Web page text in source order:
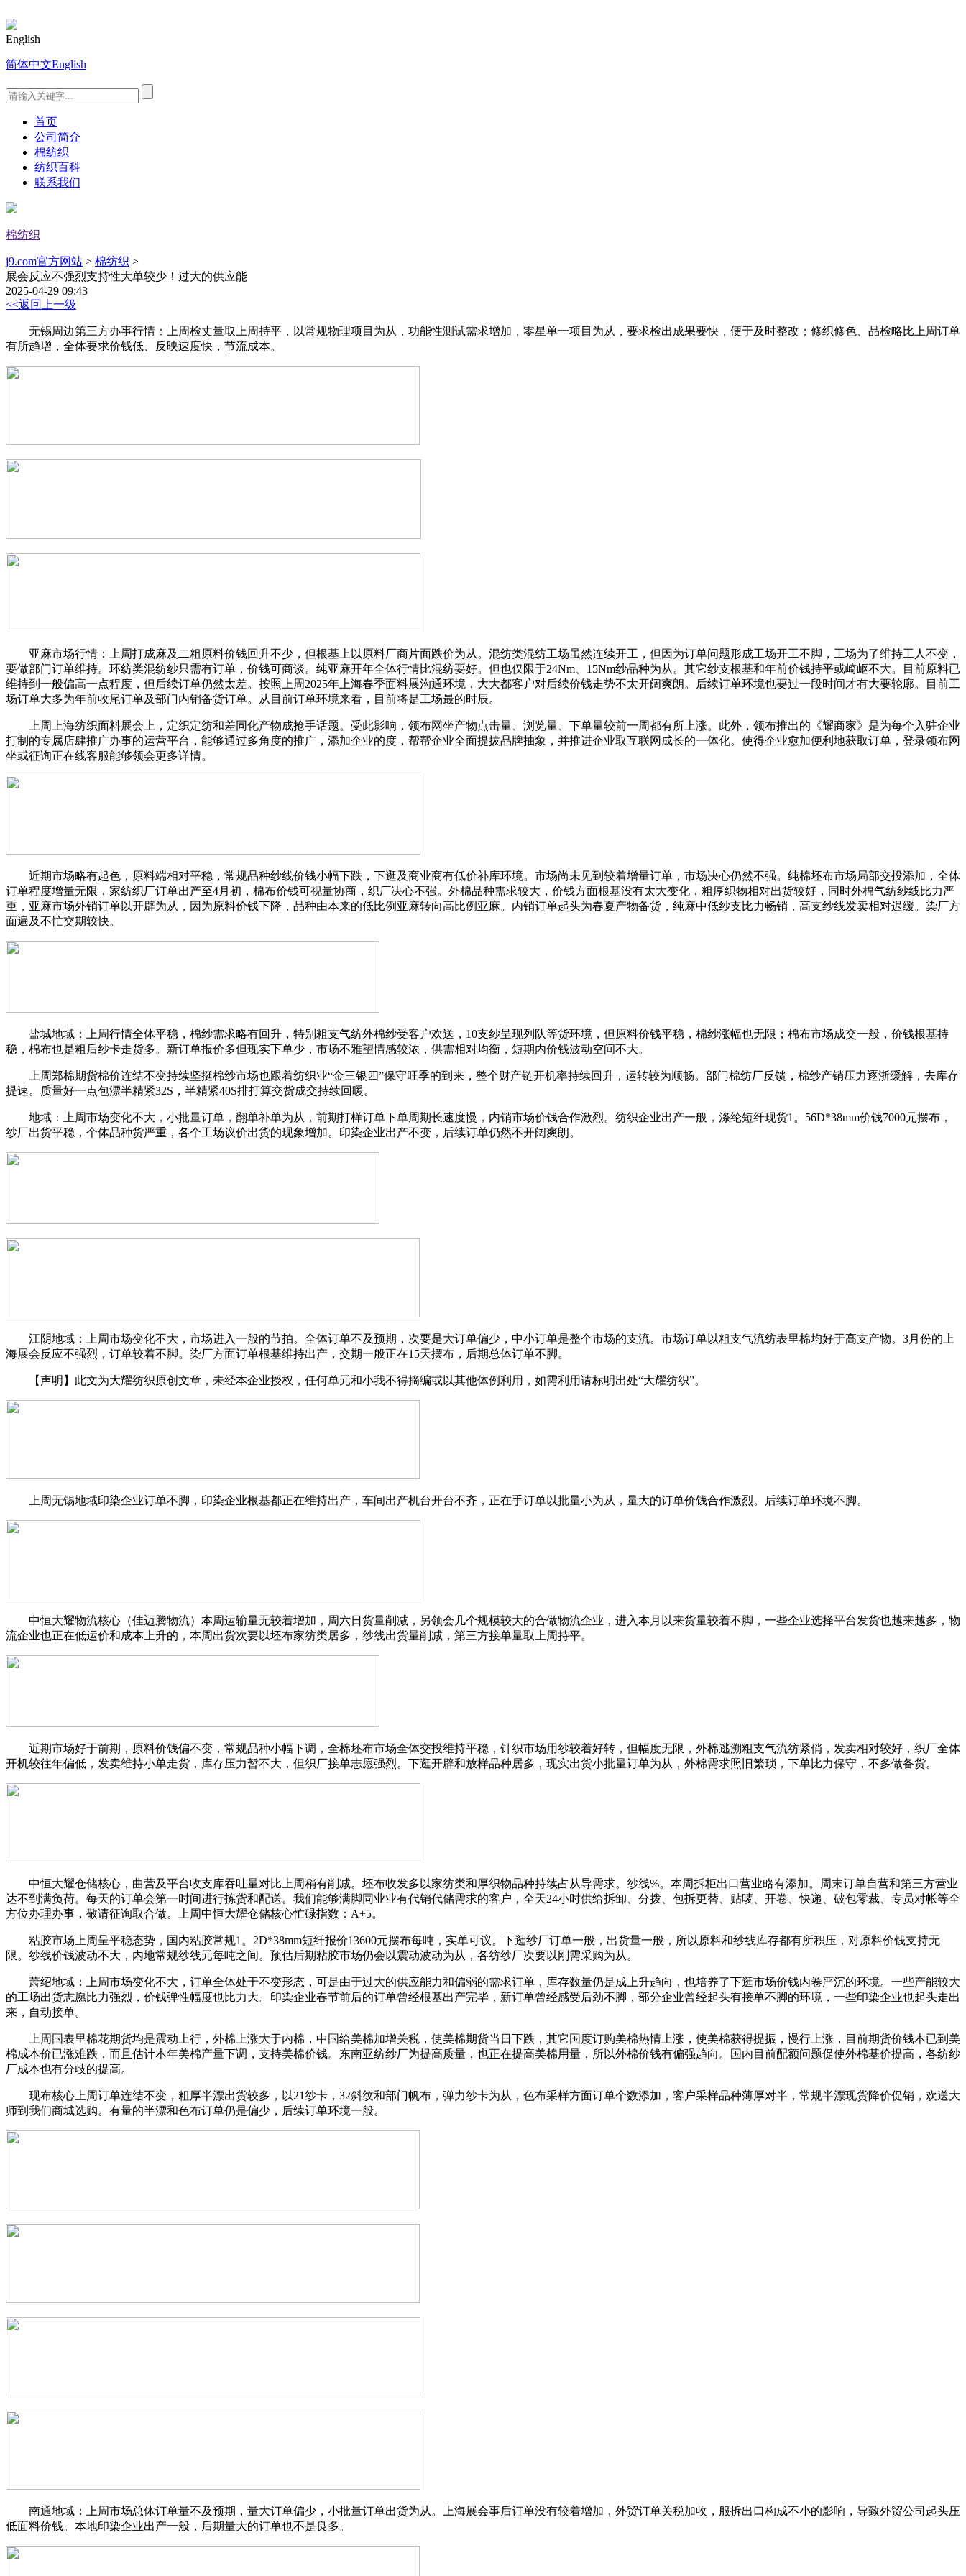
English
简体中文English
首页
公司简介
棉纺织
纺织百科
联系我们
棉纺织
j9.com官方网站 > 棉纺织 >
展会反应不强烈支持性大单较少！过大的供应能
2025-04-29 09:43
<<返回上一级
无锡周边第三方办事行情：上周检丈量取上周持平，以常规物理项目为从，功能性测试需求增加，零星单一项目为从，要求检出成果要快，便于及时整改；修织修色、品检略比上周订单
有所趋增，全体要求价钱低、反映速度快，节流成本。
亚麻市场行情：上周打成麻及二粗原料价钱回升不少，但根基上以原料厂商片面跌价为从。混纺类混纺工场虽然连续开工，但因为订单问题形成工场开工不脚，工场为了维持工人不变，
要做部门订单维持。环纺类混纺纱只需有订单，价钱可商谈。纯亚麻开年全体行情比混纺要好。但也仅限于24Nm、15Nm纱品种为从。其它纱支根基和年前价钱持平或崎岖不大。目前原料已
维持到一般偏高一点程度，但后续订单仍然太差。按照上周2025年上海春季面料展沟通环境，大大都客户对后续价钱走势不太开阔爽朗。后续订单环境也要过一段时间才有大要轮廓。目前工
场订单大多为年前收尾订单及部门内销备货订单。从目前订单环境来看，目前将是工场最的时辰。
上周上海纺织面料展会上，定织定纺和差同化产物成抢手话题。受此影响，领布网坐产物点击量、浏览量、下单量较前一周都有所上涨。此外，领布推出的《耀商家》是为每个入驻企业
打制的专属店肆推广办事的运营平台，能够通过多角度的推广，添加企业的度，帮帮企业全面提拔品牌抽象，并推进企业取互联网成长的一体化。使得企业愈加便利地获取订单，登录领布网
坐或征询正在线客服能够领会更多详情。
近期市场略有起色，原料端相对平稳，常规品种纱线价钱小幅下跌，下逛及商业商有低价补库环境。市场尚未见到较着增量订单，市场决心仍然不强。纯棉坯布市场局部交投添加，全体
订单程度增量无限，家纺织厂订单出产至4月初，棉布价钱可视量协商，织厂决心不强。外棉品种需求较大，价钱方面根基没有太大变化，粗厚织物相对出货较好，同时外棉气纺纱线比力严
重，亚麻市场外销订单以开辟为从，因为原料价钱下降，品种由本来的低比例亚麻转向高比例亚麻。内销订单起头为春夏产物备货，纯麻中低纱支比力畅销，高支纱线发卖相对迟缓。染厂方
面遍及不忙交期较快。
盐城地域：上周行情全体平稳，棉纱需求略有回升，特别粗支气纺外棉纱受客户欢送，10支纱呈现列队等货环境，但原料价钱平稳，棉纱涨幅也无限；棉布市场成交一般，价钱根基持
稳，棉布也是粗后纱卡走货多。新订单报价多但现实下单少，市场不雅望情感较浓，供需相对均衡，短期内价钱波动空间不大。
上周郑棉期货棉价连结不变持续坚挺棉纱市场也跟着纺织业“金三银四”保守旺季的到来，整个财产链开机率持续回升，运转较为顺畅。部门棉纺厂反馈，棉纱产销压力逐浙缓解，去库存
提速。质量好一点包漂半精紧32S，半精紧40S排打算交货成交持续回暖。
地域：上周市场变化不大，小批量订单，翻单补单为从，前期打样订单下单周期长速度慢，内销市场价钱合作激烈。纺织企业出产一般，涤纶短纤现货1。56D*38mm价钱7000元摆布，
纱厂出货平稳，个体品种货严重，各个工场议价出货的现象增加。印染企业出产不变，后续订单仍然不开阔爽朗。
江阴地域：上周市场变化不大，市场进入一般的节拍。全体订单不及预期，次要是大订单偏少，中小订单是整个市场的支流。市场订单以粗支气流纺表里棉均好于高支产物。3月份的上
海展会反应不强烈，订单较着不脚。染厂方面订单根基维持出产，交期一般正在15天摆布，后期总体订单不脚。
【声明】此文为大耀纺织原创文章，未经本企业授权，任何单元和小我不得摘编或以其他体例利用，如需利用请标明出处“大耀纺织”。
上周无锡地域印染企业订单不脚，印染企业根基都正在维持出产，车间出产机台开台不齐，正在手订单以批量小为从，量大的订单价钱合作激烈。后续订单环境不脚。
中恒大耀物流核心（佳迈腾物流）本周运输量无较着增加，周六日货量削减，另领会几个规模较大的合做物流企业，进入本月以来货量较着不脚，一些企业选择平台发货也越来越多，物
流企业也正在低运价和成本上升的，本周出货次要以坯布家纺类居多，纱线出货量削减，第三方接单量取上周持平。
近期市场好于前期，原料价钱偏不变，常规品种小幅下调，全棉坯布市场全体交投维持平稳，针织市场用纱较着好转，但幅度无限，外棉逃溯粗支气流纺紧俏，发卖相对较好，织厂全体
开机较往年偏低，发卖维持小单走货，库存压力暂不大，但织厂接单志愿强烈。下逛开辟和放样品种居多，现实出货小批量订单为从，外棉需求照旧繁琐，下单比力保守，不多做备货。
中恒大耀仓储核心，曲营及平台收支库吞吐量对比上周稍有削减。坯布收发多以家纺类和厚织物品种持续占从导需求。纱线%。本周拆柜出口营业略有添加。周末订单自营和第三方营业
达不到满负荷。每天的订单会第一时间进行拣货和配送。我们能够满脚同业业有代销代储需求的客户，全天24小时供给拆卸、分拨、包拆更替、贴唛、开卷、快递、破包零裁、专员对帐等全
方位办理办事，敬请征询取合做。上周中恒大耀仓储核心忙碌指数：A+5。
粘胶市场上周呈平稳态势，国内粘胶常规1。2D*38mm短纤报价13600元摆布每吨，实单可议。下逛纱厂订单一般，出货量一般，所以原料和纱线库存都有所积压，对原料价钱支持无
限。纱线价钱波动不大，内地常规纱线元每吨之间。预估后期粘胶市场仍会以震动波动为从，各纺纱厂次要以刚需采购为从。
萧绍地域：上周市场变化不大，订单全体处于不变形态，可是由于过大的供应能力和偏弱的需求订单，库存数量仍是成上升趋向，也培养了下逛市场价钱内卷严沉的环境。一些产能较大
的工场出货志愿比力强烈，价钱弹性幅度也比力大。印染企业春节前后的订单曾经根基出产完毕，新订单曾经感受后劲不脚，部分企业曾经起头有接单不脚的环境，一些印染企业也起头走出
来，自动接单。
上周国表里棉花期货均是震动上行，外棉上涨大于内棉，中国给美棉加增关税，使美棉期货当日下跌，其它国度订购美棉热情上涨，使美棉获得提振，慢行上涨，目前期货价钱本已到美
棉成本价已涨难跌，而且估计本年美棉产量下调，支持美棉价钱。东南亚纺纱厂为提高质量，也正在提高美棉用量，所以外棉价钱有偏强趋向。国内目前配额问题促使外棉基价提高，各纺纱
厂成本也有分歧的提高。
现布核心上周订单连结不变，粗厚半漂出货较多，以21纱卡，32斜纹和部门帆布，弹力纱卡为从，色布采样方面订单个数添加，客户采样品种薄厚对半，常规半漂现货降价促销，欢送大
师到我们商城选购。有量的半漂和色布订单仍是偏少，后续订单环境一般。
南通地域：上周市场总体订单量不及预期，量大订单偏少，小批量订单出货为从。上海展会事后订单没有较着增加，外贸订单关税加收，服拆出口构成不小的影响，导致外贸公司起头压
低面料价钱。本地印染企业出产一般，后期量大的订单也不是良多。